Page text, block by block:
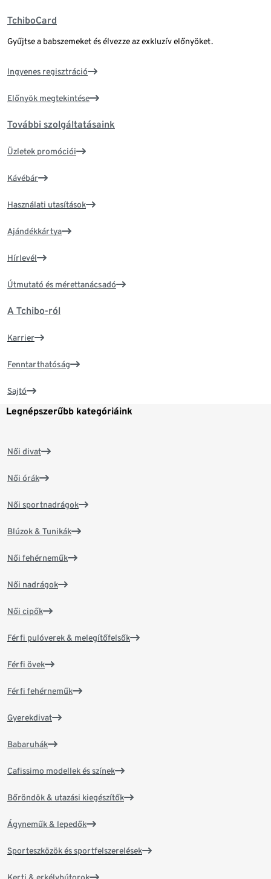
TchiboCard
Gyűjtse a babszemeket és élvezze az exkluzív előnyöket.
Ingyenes regisztráció
Előnyök megtekintése
További szolgáltatásaink
Üzletek promóciói
Kávébár
Használati utasítások
Ajándékkártya
Hírlevél
Útmutató és mérettanácsadó
A Tchibo-ról
Karrier
Fenntarthatóság
Sajtó
Legnépszerűbb kategóriáink
Női divat
Női órák
Női sportnadrágok
Blúzok & Tunikák
Női fehérneműk
Női nadrágok
Női cipők
Férfi pulóverek & melegítőfelsők
Férfi övek
Férfi fehérneműk
Gyerekdivat
Babaruhák
Cafissimo modellek és színek
Bőröndök & utazási kiegészítők
Ágyneműk & lepedők
Sporteszközök és sportfelszerelések